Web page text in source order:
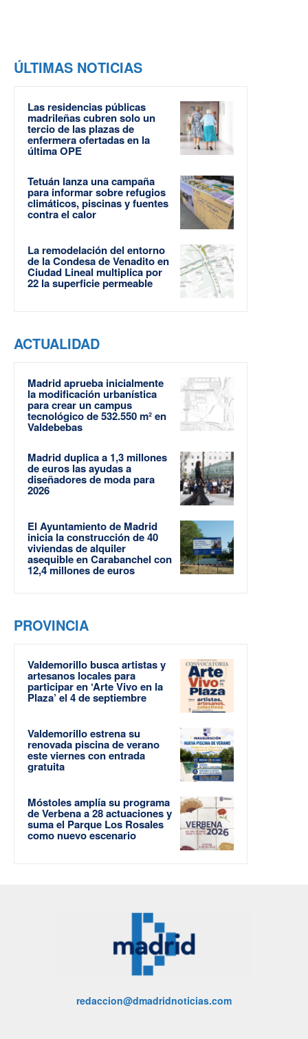
ÚLTIMAS NOTICIAS
Las residencias públicas
madrileñas cubren solo un
tercio de las plazas de
enfermera ofertadas en la
última OPE
Tetuán lanza una campaña
para informar sobre refugios
climáticos, piscinas y fuentes
contra el calor
La remodelación del entorno
de la Condesa de Venadito en
Ciudad Lineal multiplica por
22 la superficie permeable
ACTUALIDAD
Madrid aprueba inicialmente
la modificación urbanística
para crear un campus
tecnológico de 532.550 m² en
Valdebebas
Madrid duplica a 1,3 millones
de euros las ayudas a
diseñadores de moda para
2026
El Ayuntamiento de Madrid
inicia la construcción de 40
viviendas de alquiler
asequible en Carabanchel con
12,4 millones de euros
PROVINCIA
Valdemorillo busca artistas y
artesanos locales para
participar en ‘Arte Vivo en la
Plaza’ el 4 de septiembre
Valdemorillo estrena su
renovada piscina de verano
este viernes con entrada
gratuita
Móstoles amplía su programa
de Verbena a 28 actuaciones y
suma el Parque Los Rosales
como nuevo escenario
redaccion@dmadridnoticias.com